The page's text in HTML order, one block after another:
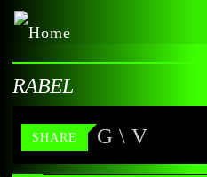
RABEL
SHARE